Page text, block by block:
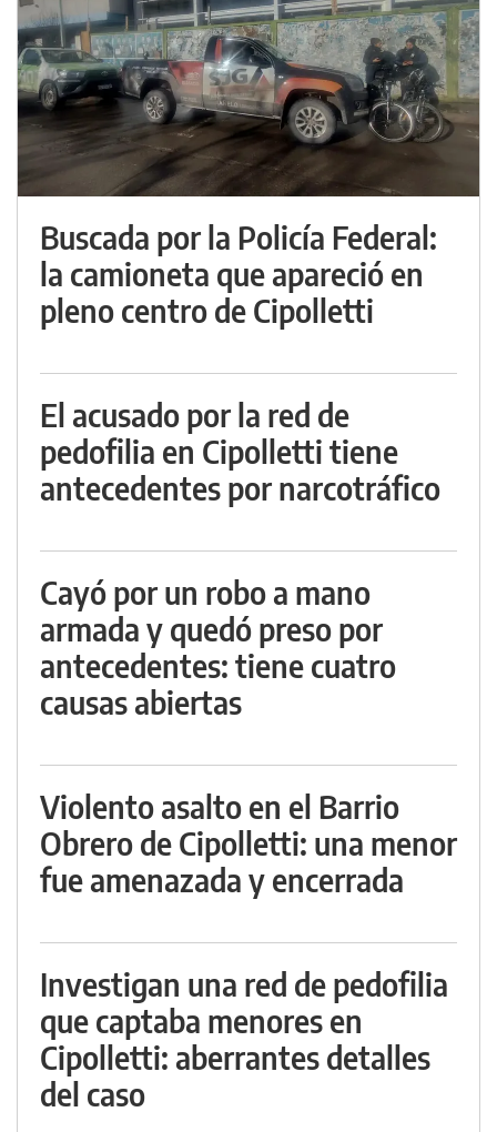
Buscada por la Policía Federal:
la camioneta que apareció en
pleno centro de Cipolletti
El acusado por la red de
pedofilia en Cipolletti tiene
antecedentes por narcotráfico
Cayó por un robo a mano
armada y quedó preso por
antecedentes: tiene cuatro
causas abiertas
Violento asalto en el Barrio
Obrero de Cipolletti: una menor
fue amenazada y encerrada
Investigan una red de pedofilia
que captaba menores en
Cipolletti: aberrantes detalles
del caso